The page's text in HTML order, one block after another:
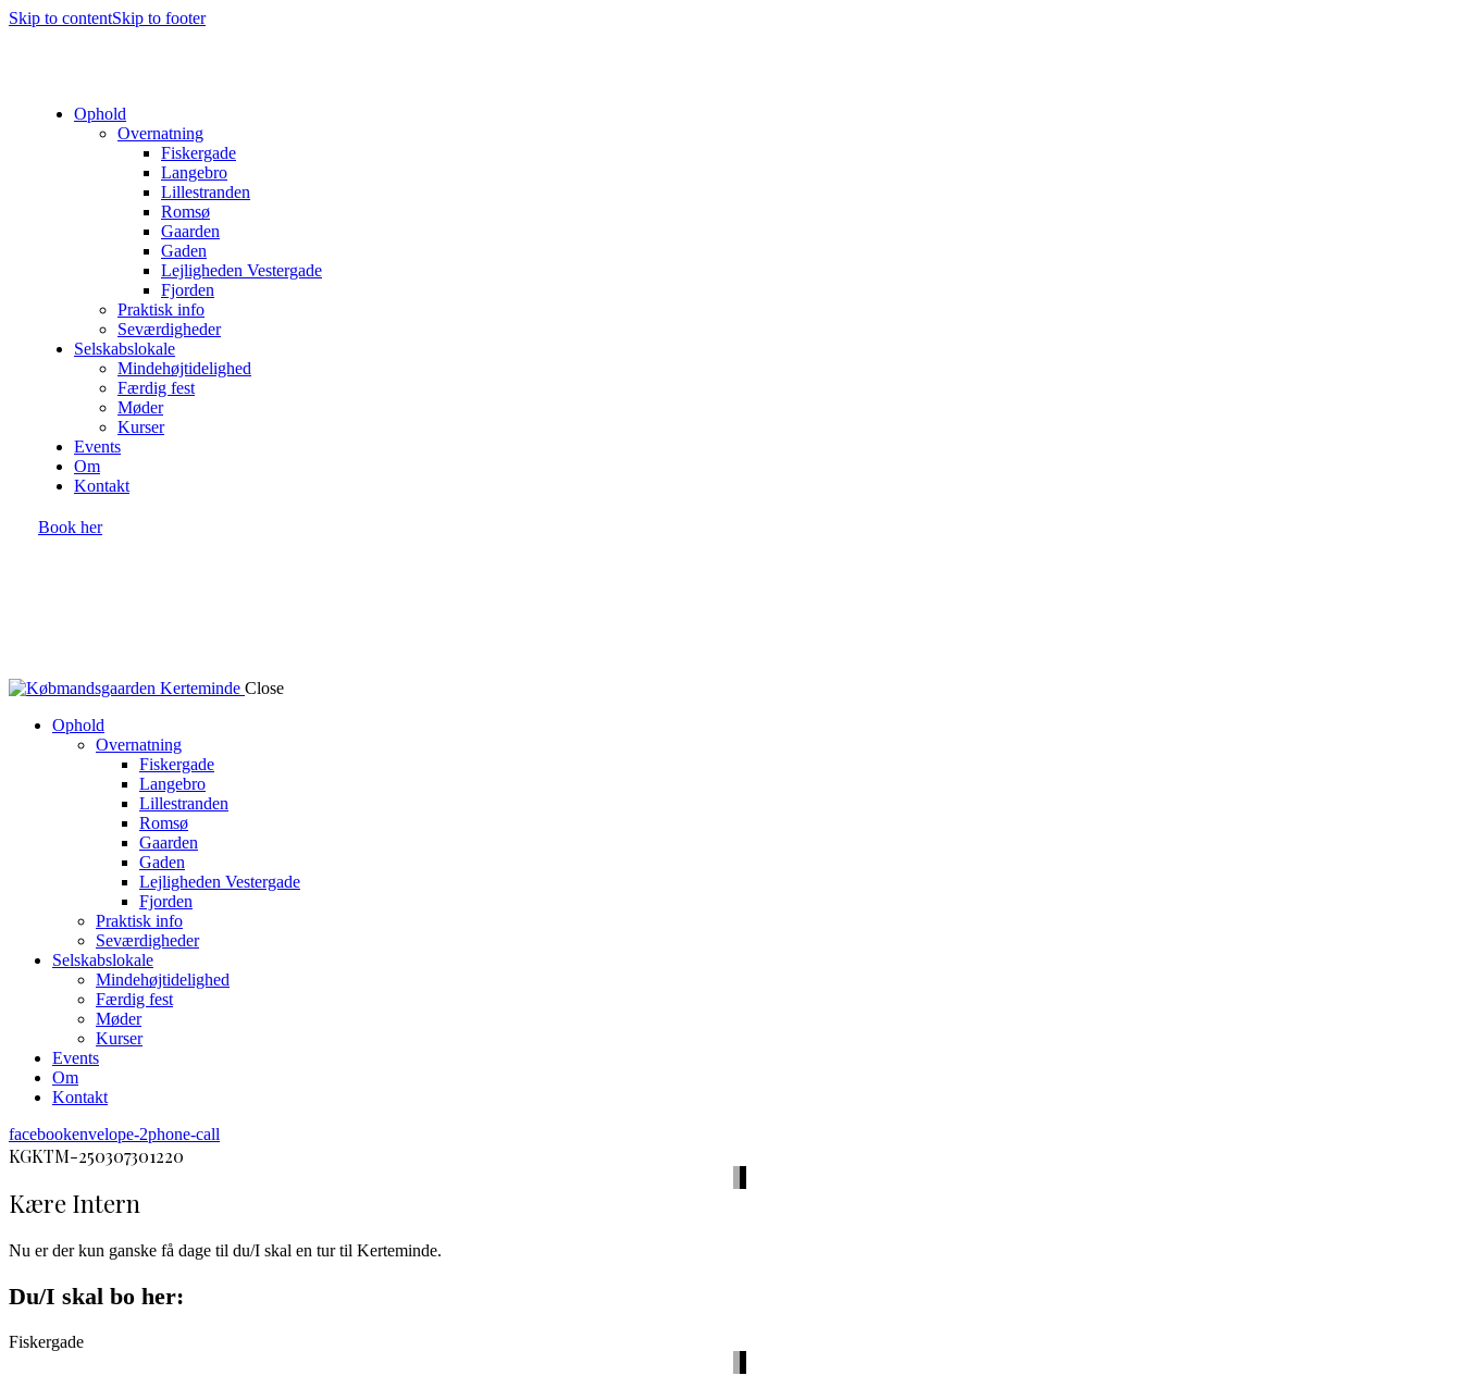
Skip to contentSkip to footer
Ophold
Overnatning
Fiskergade
Langebro
Lillestranden
Romsø
Gaarden
Gaden
Lejligheden Vestergade
Fjorden
Praktisk info
Seværdigheder
Selskabslokale
Mindehøjtidelighed
Færdig fest
Møder
Kurser
Events
Om
Kontakt
Book her
Close
Ophold
Overnatning
Fiskergade
Langebro
Lillestranden
Romsø
Gaarden
Gaden
Lejligheden Vestergade
Fjorden
Praktisk info
Seværdigheder
Selskabslokale
Mindehøjtidelighed
Færdig fest
Møder
Kurser
Events
Om
Kontakt
facebookenvelope-2phone-call
KGKTM-250307301220
Kære Intern
Nu er der kun ganske få dage til du/I skal en tur til Kerteminde.
Du/I skal bo her:
Fiskergade